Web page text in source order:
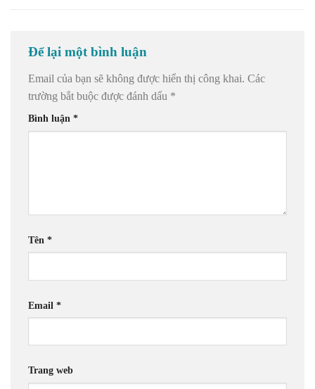
Để lại một bình luận
Email của bạn sẽ không được hiển thị công khai. Các
trường bắt buộc được đánh dấu *
Bình luận *
Tên *
Email *
Trang web